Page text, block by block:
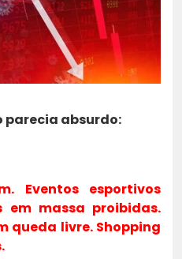
parecia absurdo:
Eventos esportivos
em massa proibidas.
queda livre. Shopping